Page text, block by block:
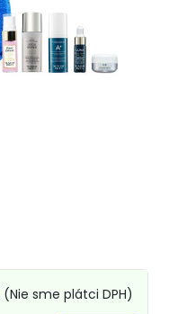
(Nie sme plátci DPH)